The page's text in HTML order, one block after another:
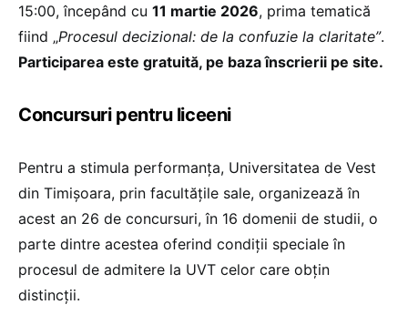
15:00, începând cu 11 martie 2026, prima tematică
fiind „Procesul decizional: de la confuzie la claritate”.
Participarea este gratuită, pe baza înscrierii pe site.
Concursuri pentru liceeni
Pentru a stimula performanța, Universitatea de Vest
din Timișoara, prin facultățile sale, organizează în
acest an 26 de concursuri, în 16 domenii de studii, o
parte dintre acestea oferind condiții speciale în
procesul de admitere la UVT celor care obțin
distincții.